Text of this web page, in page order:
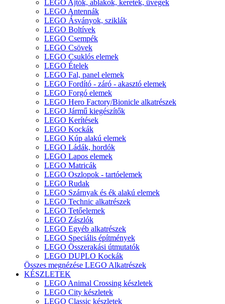
LEGO Ajtók, ablakok, keretek, üvegek
LEGO Antennák
LEGO Ásványok, sziklák
LEGO Boltívek
LEGO Csempék
LEGO Csövek
LEGO Csuklós elemek
LEGO Ételek
LEGO Fal, panel elemek
LEGO Fordító - záró - akasztó elemek
LEGO Forgó elemek
LEGO Hero Factory/Bionicle alkatrészek
LEGO Jármű kiegészítők
LEGO Kerítések
LEGO Kockák
LEGO Kúp alakú elemek
LEGO Ládák, hordók
LEGO Lapos elemek
LEGO Matricák
LEGO Oszlopok - tartóelemek
LEGO Rudak
LEGO Szárnyak és ék alakú elemek
LEGO Technic alkatrészek
LEGO Tetőelemek
LEGO Zászlók
LEGO Egyéb alkatrészek
LEGO Speciális építmények
LEGO Összerakási útmutatók
LEGO DUPLO Kockák
Összes megnézése LEGO Alkatrészek
KÉSZLETEK
LEGO Animal Crossing készletek
LEGO City készletek
LEGO Classic készletek